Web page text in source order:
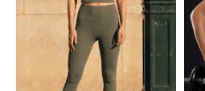
СМИ о нас
Информация